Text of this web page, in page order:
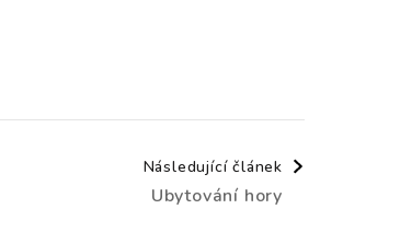
Následující článek
Ubytování hory